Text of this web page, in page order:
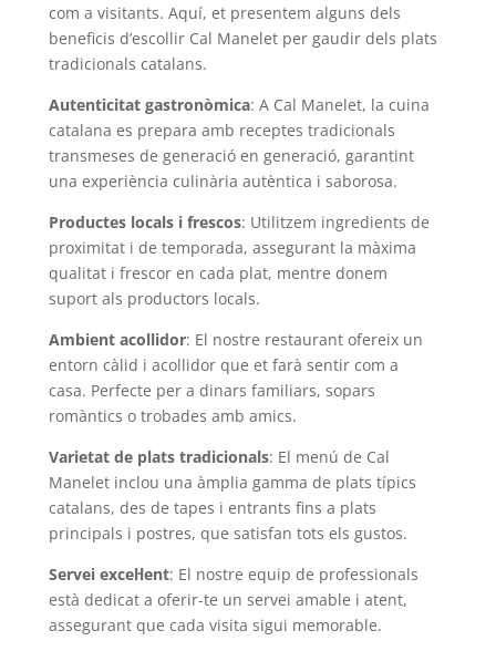
com a visitants. Aquí, et presentem alguns dels
beneficis d’escollir Cal Manelet per gaudir dels plats
tradicionals catalans.
Autenticitat gastronòmica: A Cal Manelet, la cuina
catalana es prepara amb receptes tradicionals
transmeses de generació en generació, garantint
una experiència culinària autèntica i saborosa.
Productes locals i frescos: Utilitzem ingredients de
proximitat i de temporada, assegurant la màxima
qualitat i frescor en cada plat, mentre donem
suport als productors locals.
Ambient acollidor: El nostre restaurant ofereix un
entorn càlid i acollidor que et farà sentir com a
casa. Perfecte per a dinars familiars, sopars
romàntics o trobades amb amics.
Varietat de plats tradicionals: El menú de Cal
Manelet inclou una àmplia gamma de plats típics
catalans, des de tapes i entrants fins a plats
principals i postres, que satisfan tots els gustos.
Servei excel·lent: El nostre equip de professionals
està dedicat a oferir-te un servei amable i atent,
assegurant que cada visita sigui memorable.